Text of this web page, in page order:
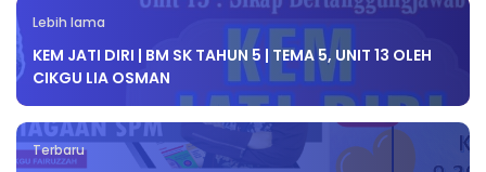
Lebih lama
KEM JATI DIRI | BM SK TAHUN 5 | TEMA 5, UNIT 13 OLEH
CIKGU LIA OSMAN
Terbaru